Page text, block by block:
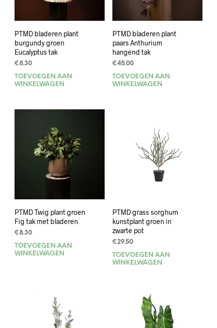
PTMD bladeren plant
burgundy groen
Eucalyptus tak
€8.30
TOEVOEGEN AAN
WINKELWAGEN
PTMD bladeren plant
paars Anthurium
hangend tak
€45.00
TOEVOEGEN AAN
WINKELWAGEN
PTMD Twig plant groen
Fig tak met bladeren
€8.30
TOEVOEGEN AAN
WINKELWAGEN
PTMD grass sorghum
kunstplant groen in
zwarte pot
€29.50
TOEVOEGEN AAN
WINKELWAGEN